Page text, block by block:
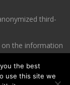
third-
the information
the best
use this site we